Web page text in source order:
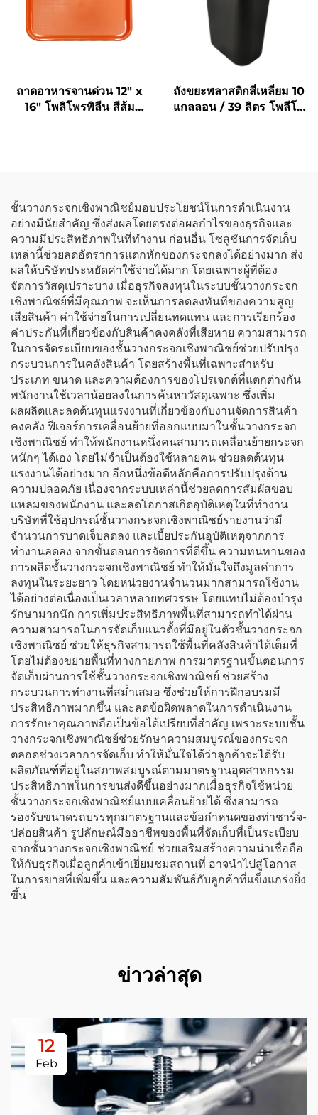
ถาดอาหารจานด่วน 12" x
16" โพลิโพรพิลีน สีส้ม
ถังขยะพลาสติกสี่เหลี่ยม 10
แกลลอน / 39 ลิตร โพลีโพ
ชั้นวางกระจกเชิงพาณิชย์มอบประโยชน์ในการดำเนินงาน
อย่างมีนัยสำคัญ ซึ่งส่งผลโดยตรงต่อผลกำไรของธุรกิจและ
ความมีประสิทธิภาพในที่ทำงาน ก่อนอื่น โซลูชันการจัดเก็บ
เหล่านี้ช่วยลดอัตราการแตกหักของกระจกลงได้อย่างมาก ส่ง
ผลให้บริษัทประหยัดค่าใช้จ่ายได้มาก โดยเฉพาะผู้ที่ต้อง
จัดการวัสดุเปราะบาง เมื่อธุรกิจลงทุนในระบบชั้นวางกระจก
เชิงพาณิชย์ที่มีคุณภาพ จะเห็นการลดลงทันทีของความสูญ
เสียสินค้า ค่าใช้จ่ายในการเปลี่ยนทดแทน และการเรียกร้อง
ค่าประกันที่เกี่ยวข้องกับสินค้าคงคลังที่เสียหาย ความสามารถ
ในการจัดระเบียบของชั้นวางกระจกเชิงพาณิชย์ช่วยปรับปรุง
กระบวนการในคลังสินค้า โดยสร้างพื้นที่เฉพาะสำหรับ
ประเภท ขนาด และความต้องการของโปรเจกต์ที่แตกต่างกัน
พนักงานใช้เวลาน้อยลงในการค้นหาวัสดุเฉพาะ ซึ่งเพิ่ม
ผลผลิตและลดต้นทุนแรงงานที่เกี่ยวข้องกับงานจัดการสินค้า
คงคลัง ฟีเจอร์การเคลื่อนย้ายที่ออกแบบมาในชั้นวางกระจก
เชิงพาณิชย์ ทำให้พนักงานหนึ่งคนสามารถเคลื่อนย้ายกระจก
หนักๆ ได้เอง โดยไม่จำเป็นต้องใช้หลายคน ช่วยลดต้นทุน
แรงงานได้อย่างมาก อีกหนึ่งข้อดีหลักคือการปรับปรุงด้าน
ความปลอดภัย เนื่องจากระบบเหล่านี้ช่วยลดการสัมผัสขอบ
แหลมของพนักงาน และลดโอกาสเกิดอุบัติเหตุในที่ทำงาน
บริษัทที่ใช้อุปกรณ์ชั้นวางกระจกเชิงพาณิชย์รายงานว่ามี
จำนวนการบาดเจ็บลดลง และเบี้ยประกันอุบัติเหตุจากการ
ทำงานลดลง จากขั้นตอนการจัดการที่ดีขึ้น ความทนทานของ
การผลิตชั้นวางกระจกเชิงพาณิชย์ ทำให้มั่นใจถึงมูลค่าการ
ลงทุนในระยะยาว โดยหน่วยงานจำนวนมากสามารถใช้งาน
ได้อย่างต่อเนื่องเป็นเวลาหลายทศวรรษ โดยแทบไม่ต้องบำรุง
รักษามากนัก การเพิ่มประสิทธิภาพพื้นที่สามารถทำได้ผ่าน
ความสามารถในการจัดเก็บแนวตั้งที่มีอยู่ในตัวชั้นวางกระจก
เชิงพาณิชย์ ช่วยให้ธุรกิจสามารถใช้พื้นที่คลังสินค้าได้เต็มที่
โดยไม่ต้องขยายพื้นที่ทางกายภาพ การมาตรฐานขั้นตอนการ
จัดเก็บผ่านการใช้ชั้นวางกระจกเชิงพาณิชย์ ช่วยสร้าง
กระบวนการทำงานที่สม่ำเสมอ ซึ่งช่วยให้การฝึกอบรมมี
ประสิทธิภาพมากขึ้น และลดข้อผิดพลาดในการดำเนินงาน
การรักษาคุณภาพถือเป็นข้อได้เปรียบที่สำคัญ เพราะระบบชั้น
วางกระจกเชิงพาณิชย์ช่วยรักษาความสมบูรณ์ของกระจก
ตลอดช่วงเวลาการจัดเก็บ ทำให้มั่นใจได้ว่าลูกค้าจะได้รับ
ผลิตภัณฑ์ที่อยู่ในสภาพสมบูรณ์ตามมาตรฐานอุตสาหกรรม
ประสิทธิภาพในการขนส่งดีขึ้นอย่างมากเมื่อธุรกิจใช้หน่วย
ชั้นวางกระจกเชิงพาณิชย์แบบเคลื่อนย้ายได้ ซึ่งสามารถ
รองรับขนาดรถบรรทุกมาตรฐานและข้อกำหนดของท่าชาร์จ-
ปล่อยสินค้า รูปลักษณ์มืออาชีพของพื้นที่จัดเก็บที่เป็นระเบียบ
จากชั้นวางกระจกเชิงพาณิชย์ ช่วยเสริมสร้างความน่าเชื่อถือ
ให้กับธุรกิจเมื่อลูกค้าเข้าเยี่ยมชมสถานที่ อาจนำไปสู่โอกาส
ในการขายที่เพิ่มขึ้น และความสัมพันธ์กับลูกค้าที่แข็งแกร่งยิ่ง
ขึ้น
ข่าวล่าสุด
12
Feb